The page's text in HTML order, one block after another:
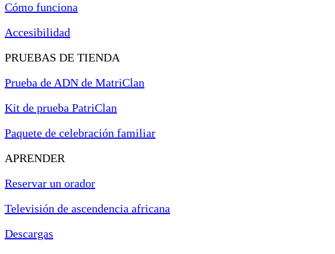
Cómo funciona
Accesibilidad
PRUEBAS DE TIENDA
Prueba de ADN de MatriClan
Kit de prueba PatriClan
Paquete de celebración familiar
APRENDER
Reservar un orador
Televisión de ascendencia africana
Descargas